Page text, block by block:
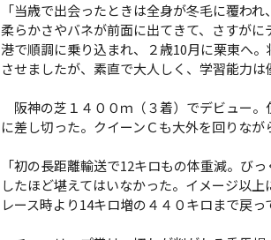
「当歳で出会ったときは全身が冬毛に覆わ
柔らかさやバネが前面に出てきて、さすが
港で順調に乗り込まれ、２歳10月に栗東へ
させましたが、素直で大人しく、学習能力
阪神の芝１４００ｍ（３着）でデビュー
に差し切った。クイーンＣも大外を回りなが
「初の長距離輸送で12キロもの体重減。び
したほど堪えてはいなかった。イメージ以
レース時より14キロ増の４４０キロまで戻